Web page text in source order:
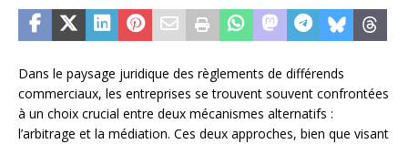
Dans le paysage juridique des règlements de différends
commerciaux, les entreprises se trouvent souvent confrontées
à un choix crucial entre deux mécanismes alternatifs :
l’arbitrage et la médiation. Ces deux approches, bien que visant